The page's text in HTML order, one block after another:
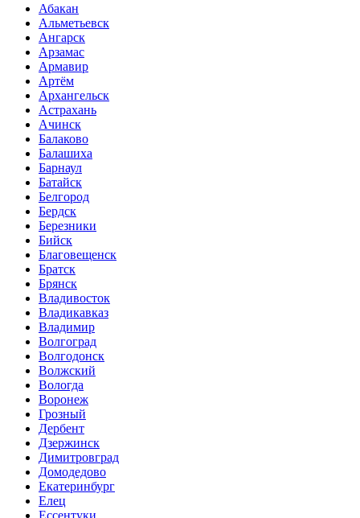
Абакан
Альметьевск
Ангарск
Арзамас
Армавир
Артём
Архангельск
Астрахань
Ачинск
Балаково
Балашиха
Барнаул
Батайск
Белгород
Бердск
Березники
Бийск
Благовещенск
Братск
Брянск
Владивосток
Владикавказ
Владимир
Волгоград
Волгодонск
Волжский
Вологда
Воронеж
Грозный
Дербент
Дзержинск
Димитровград
Домодедово
Екатеринбург
Елец
Ессентуки